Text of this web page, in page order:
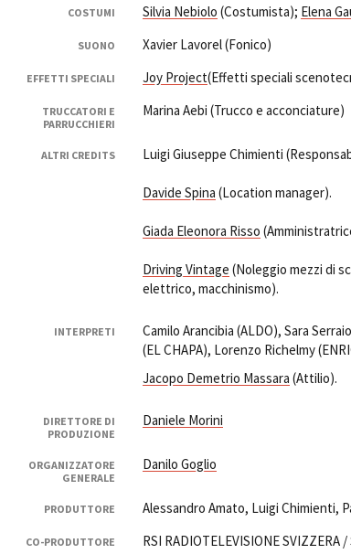
COSTUMI Silvia Nebiolo (Costumista); Elena
SUONO Xavier Lavorel (Fonico)
EFFETTI SPECIALI Joy Project(Effetti speciali
TRUCCATORI E
PARRUCCHIERI
Marina Aebi (Trucco e acconciature)
ALTRI CREDITS Luigi Giuseppe Chimienti
Davide Spina (Location manager).
Giada Eleonora Risso
Driving Vintage (Noleggio mezzi di
elettrico, macchinismo).
INTERPRETI
Camilo Arancibia (ALDO), Sara
(EL CHAPA), Lorenzo Richelmy
Jacopo Demetrio Massara (Attilio).
DIRETTORE DI
PRODUZIONE
Daniele Morini
ORGANIZZATORE
GENERALE
Danilo Goglio
PRODUTTORE Alessandro Amato, Luigi Chimienti,
CO-PRODUTTORE RSI RADIOTELEVISIONE SVIZZERA /